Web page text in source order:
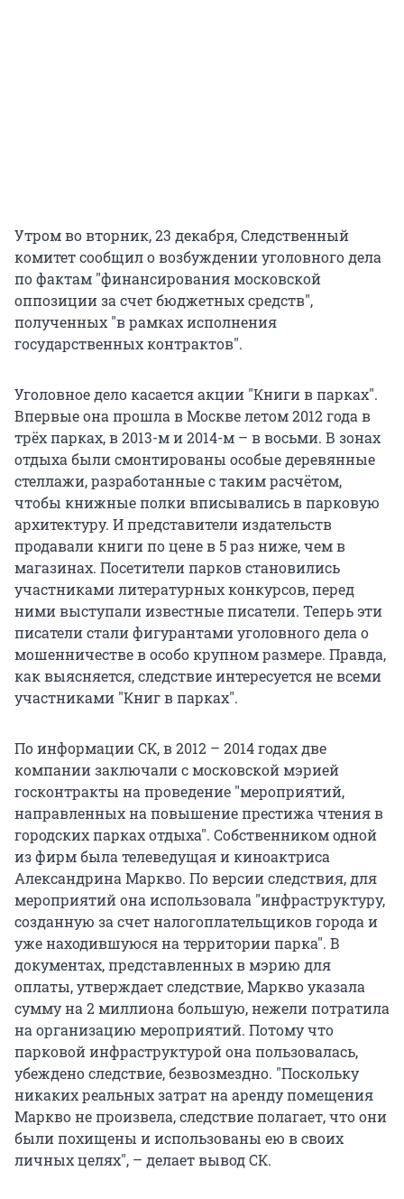
Утром во вторник, 23 декабря, Следственный
комитет сообщил о возбуждении уголовного дела
по фактам "финансирования московской
оппозиции за счет бюджетных средств",
полученных "в рамках исполнения
государственных контрактов".
Уголовное дело касается акции "Книги в парках".
Впервые она прошла в Москве летом 2012 года в
трёх парках, в 2013-м и 2014-м – в восьми. В зонах
отдыха были смонтированы особые деревянные
стеллажи, разработанные с таким расчётом,
чтобы книжные полки вписывались в парковую
архитектуру. И представители издательств
продавали книги по цене в 5 раз ниже, чем в
магазинах. Посетители парков становились
участниками литературных конкурсов, перед
ними выступали известные писатели. Теперь эти
писатели стали фигурантами уголовного дела о
мошенничестве в особо крупном размере. Правда,
как выясняется, следствие интересуется не всеми
участниками "Книг в парках".
По информации СК, в 2012 – 2014 годах две
компании заключали с московской мэрией
госконтракты на проведение "мероприятий,
направленных на повышение престижа чтения в
городских парках отдыха". Собственником одной
из фирм была телеведущая и киноактриса
Александрина Маркво. По версии следствия, для
мероприятий она использовала "инфраструктуру,
созданную за счет налогоплательщиков города и
уже находившуюся на территории парка". В
документах, представленных в мэрию для
оплаты, утверждает следствие, Маркво указала
сумму на 2 миллиона большую, нежели потратила
на организацию мероприятий. Потому что
парковой инфраструктурой она пользовалась,
убеждено следствие, безвозмездно. "Поскольку
никаких реальных затрат на аренду помещения
Маркво не произвела, следствие полагает, что они
были похищены и использованы ею в своих
личных целях", – делает вывод СК.